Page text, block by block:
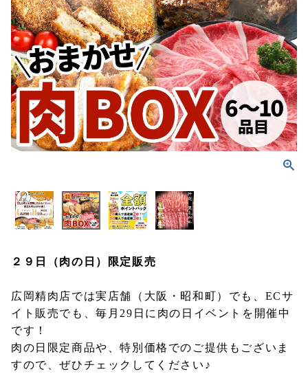
２９日（肉の日）限定販売
広岡精肉店では実店舗（大阪・昭和町）でも、ECサ
イト販売でも、毎月29日に肉の日イベントを開催中
です！
肉の日限定商品や、特別価格でのご提供もございま
すので、ぜひチェックしてください♪